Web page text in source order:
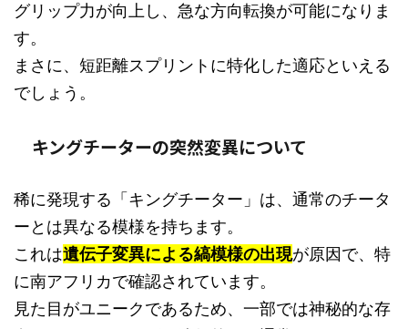
グリップ力が向上し、急な方向転換が可能になりま
す。
まさに、短距離スプリントに特化した適応といえる
でしょう。
キングチーターの突然変異について
稀に発現する「キングチーター」は、通常のチータ
ーとは異なる模様を持ちます。
これは遺伝子変異による縞模様の出現が原因で、特
に南アフリカで確認されています。
見た目がユニークであるため、一部では神秘的な存